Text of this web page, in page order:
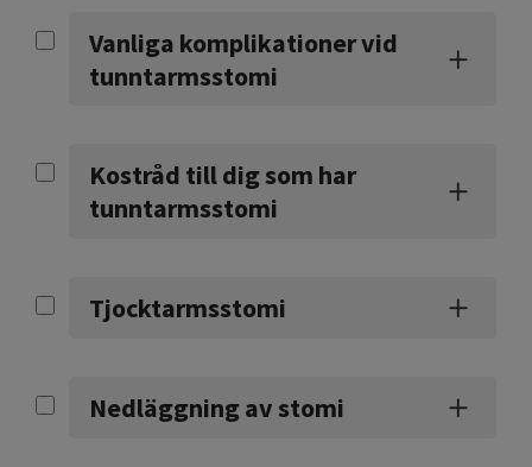
Vanliga komplikationer vid
tunntarmsstomi
Kostråd till dig som har
tunntarmsstomi
Tjocktarmsstomi
Nedläggning av stomi